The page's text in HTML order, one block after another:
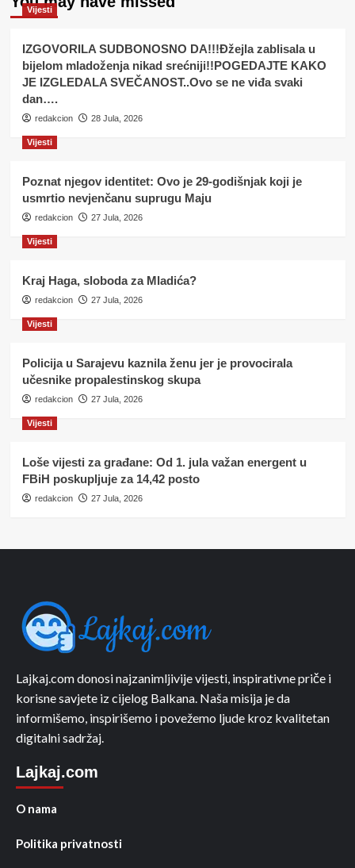
Vijesti
IZGOVORILA SUDBONOSNO DA!!!Đžejla zablisala u
bijelom mladoženja nikad srećniji!!POGEDAJTE KAKO
JE IZGLEDALA SVEČANOST..Ovo se ne viđa svaki
dan….
redakcion 28 Jula, 2026
Vijesti
Poznat njegov identitet: Ovo je 29-godišnjak koji je
usmrtio nevjenčanu suprugu Maju
redakcion 27 Jula, 2026
Vijesti
Kraj Haga, sloboda za Mladića?
redakcion 27 Jula, 2026
Vijesti
Policija u Sarajevu kaznila ženu jer je provocirala
učesnike propalestinskog skupa
redakcion 27 Jula, 2026
Vijesti
Loše vijesti za građane: Od 1. jula važan energent u
FBiH poskupljuje za 14,42 posto
redakcion 27 Jula, 2026
Lajkaj.com donosi najzanimljivije vijesti, inspirativne priče i
korisne savjete iz cijelog Balkana. Naša misija je da
informišemo, inspirišemo i povežemo ljude kroz kvalitetan
digitalni sadržaj.
Lajkaj.com
O nama
Politika privatnosti